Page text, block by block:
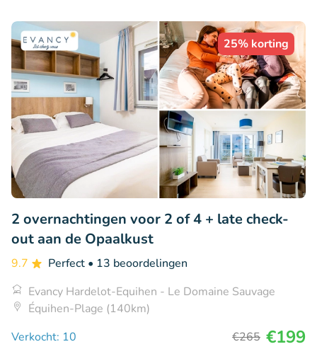
25% korting
2 overnachtingen voor 2 of 4 + late check-
out aan de Opaalkust
9.7 Perfect • 13 beoordelingen
Evancy Hardelot-Equihen - Le Domaine Sauvage
Équihen-Plage (140km)
Verkocht: 10
€265 €199